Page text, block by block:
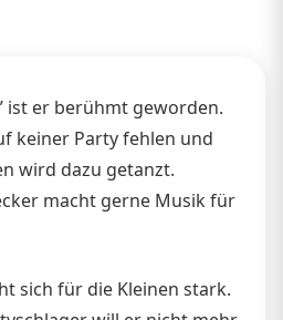
ist er berühmt geworden.
keiner Party fehlen und
wird dazu getanzt.
macht gerne Musik für
sich für die Kleinen stark.